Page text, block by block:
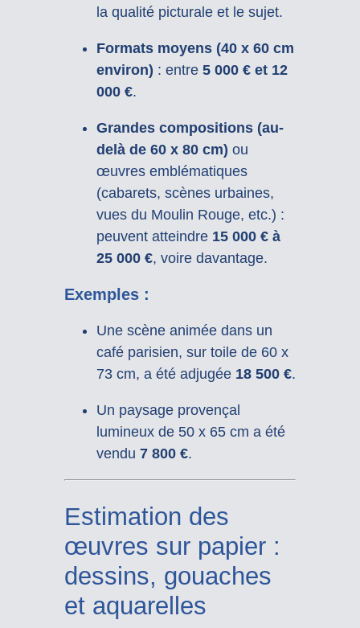
la qualité picturale et le sujet.
Formats moyens (40 x 60 cm
environ) : entre 5 000 € et 12
000 €.
Grandes compositions (au-
delà de 60 x 80 cm) ou
œuvres emblématiques
(cabarets, scènes urbaines,
vues du Moulin Rouge, etc.) :
peuvent atteindre 15 000 € à
25 000 €, voire davantage.
Exemples :
Une scène animée dans un
café parisien, sur toile de 60 x
73 cm, a été adjugée 18 500 €.
Un paysage provençal
lumineux de 50 x 65 cm a été
vendu 7 800 €.
Estimation des
œuvres sur papier :
dessins, gouaches
et aquarelles